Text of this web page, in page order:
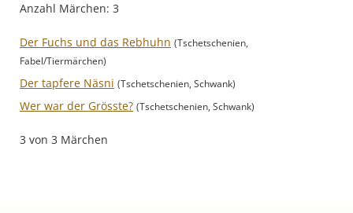
Anzahl Märchen: 3
Der Fuchs und das Rebhuhn (Tschetschenien,
Fabel/Tiermärchen)
Der tapfere Näsni (Tschetschenien, Schwank)
Wer war der Grösste? (Tschetschenien, Schwank)
3 von 3 Märchen